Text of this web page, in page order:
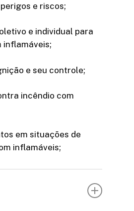
e riscos;
e individual para
inflamáveis;
e seu controle;
incêndio com
em situações de
inflamáveis;